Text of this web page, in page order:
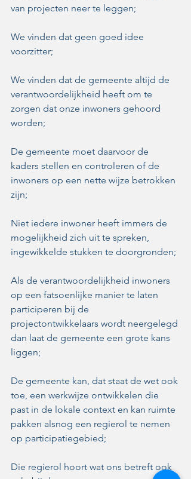
van projecten neer te leggen;
We vinden dat geen goed idee
voorzitter;
We vinden dat de gemeente altijd de
verantwoordelijkheid heeft om te
zorgen dat onze inwoners gehoord
worden;
De gemeente moet daarvoor de
kaders stellen en controleren of de
inwoners op een nette wijze betrokken
zijn;
Niet iedere inwoner heeft immers de
mogelijkheid zich uit te spreken,
ingewikkelde stukken te doorgronden;
Als de verantwoordelijkheid inwoners
op een fatsoenlijke manier te laten
participeren bij de
projectontwikkelaars wordt neergelegd
dan laat de gemeente een grote kans
liggen;
De gemeente kan, dat staat de wet ook
toe, een werkwijze ontwikkelen die
past in de lokale context en kan ruimte
pakken alsnog een regierol te nemen
op participatiegebied;
Die regierol hoort wat ons betreft ook